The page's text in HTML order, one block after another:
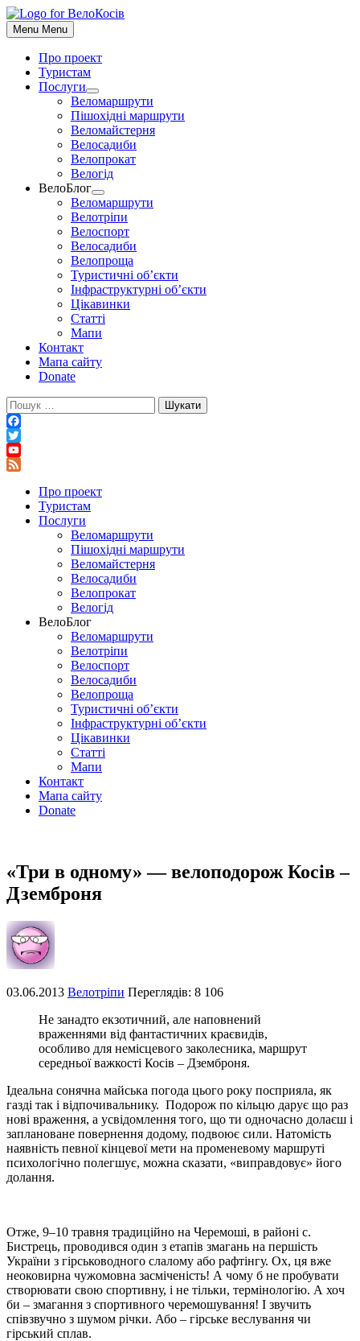
До
контенту
Menu Menu
Про проект
Туристам
Послуги
Show
sub
menu
Веломаршрути
Пішохідні маршрути
Веломайстерня
Велосадиби
Велопрокат
Велогід
ВелоБлог
Show
sub
menu
Веломаршрути
Велотріпи
Велоспорт
Велосадиби
Велопроща
Туристичні об’єкти
Інфраструктурні об’єкти
Цікавинки
Статті
Мапи
Контакт
Мапа сайту
Donate
Пошук:
Facebook
Twitter
YouTube
Про проект
Туристам
Послуги
Веломаршрути
Пішохідні маршрути
Веломайстерня
Велосадиби
Велопрокат
Велогід
ВелоБлог
Веломаршрути
Велотріпи
Велоспорт
Велосадиби
Велопроща
Туристичні об’єкти
Інфраструктурні об’єкти
Цікавинки
Статті
Мапи
Контакт
Мапа сайту
Donate
«Три в одному» — велоподорож Косів –
Дземброня
03.06.2013 Велотріпи Переглядів: 8 106
Не занадто екзотичний, але наповнений
враженнями від фантастичних краєвидів,
особливо для немісцевого заколесника, маршрут
середньої важкості Косів – Дземброня.
Ідеальна сонячна майська погода цього року посприяла, як
газді так і відпочивальнику. Подорож по кільцю дарує що раз
нові враження, а усвідомлення того, що ти одночасно долаєш і
заплановане повернення додому, подвоює сили. Натомість
наявність певної кінцевої мети на променевому маршруті
психологічно полегшує, можна сказати, «виправдовує» його
долання.
Отже, 9–10 травня традиційно на Черемоші, в районі с.
Бистрець, проводився один з етапів змагань на першість
України з гірсьководного слалому або рафтінгу. Ох, ця вже
неоковирна чужомовна засміченість! А чому б не пробувати
створювати свою спортивну, і не тільки, термінологію. А хоч
би – змагання з спортивного черемошування! І звучить
співзвучно з шумом річки. Або – гірське веслування чи
гірський сплав.